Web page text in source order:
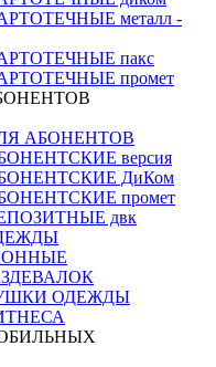
металл -
пакс
промет
АБОНЕНТОВ
версия
ДиКом
промет
двк
ОДЕЖДЫ